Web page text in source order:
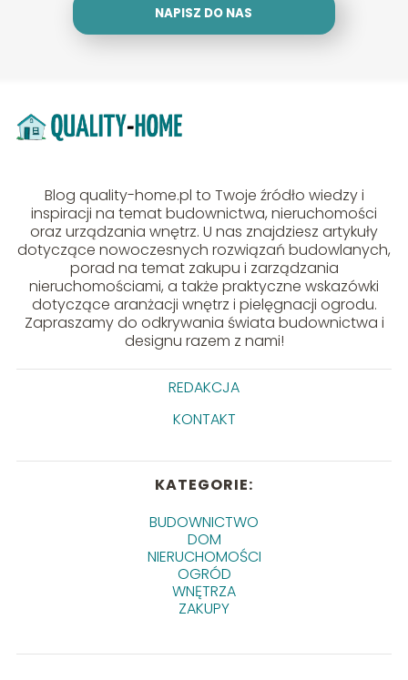
NAPISZ DO NAS
Blog quality-home.pl to Twoje źródło wiedzy i
inspiracji na temat budownictwa, nieruchomości
oraz urządzania wnętrz. U nas znajdziesz artykuły
dotyczące nowoczesnych rozwiązań budowlanych,
porad na temat zakupu i zarządzania
nieruchomościami, a także praktyczne wskazówki
dotyczące aranżacji wnętrz i pielęgnacji ogrodu.
Zapraszamy do odkrywania świata budownictwa i
designu razem z nami!
REDAKCJA
KONTAKT
KATEGORIE:
BUDOWNICTWO
DOM
NIERUCHOMOŚCI
OGRÓD
WNĘTRZA
ZAKUPY